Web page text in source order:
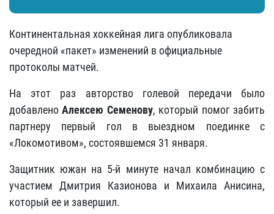
Континентальная хоккейная лига опубликовала
очередной «пакет» изменений в официальные
протоколы матчей.
На этот раз авторство голевой передачи было
добавленоАлексею Семенову, который помог забить
партнеру первый гол в выездном поединке с
«Локомотивом», состоявшемся 31 января.
Защитник южан на 5-й минуте начал комбинацию с
участием Дмитрия Казионова и Михаила Анисина,
который ее и завершил.